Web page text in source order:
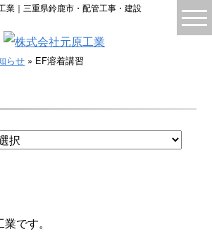
業｜三重県鈴鹿市・配管工事・建設
らせ » EF溶着講習
です。